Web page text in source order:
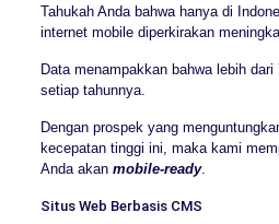
Tahukah Anda bahwa hanya di
internet mobile diperkirakan
Data menampakkan bahwa lebih
setiap tahunnya.
Dengan prospek yang
kecepatan tinggi ini, maka kami
Anda akan mobile-ready.
Situs Web Berbasis CMS